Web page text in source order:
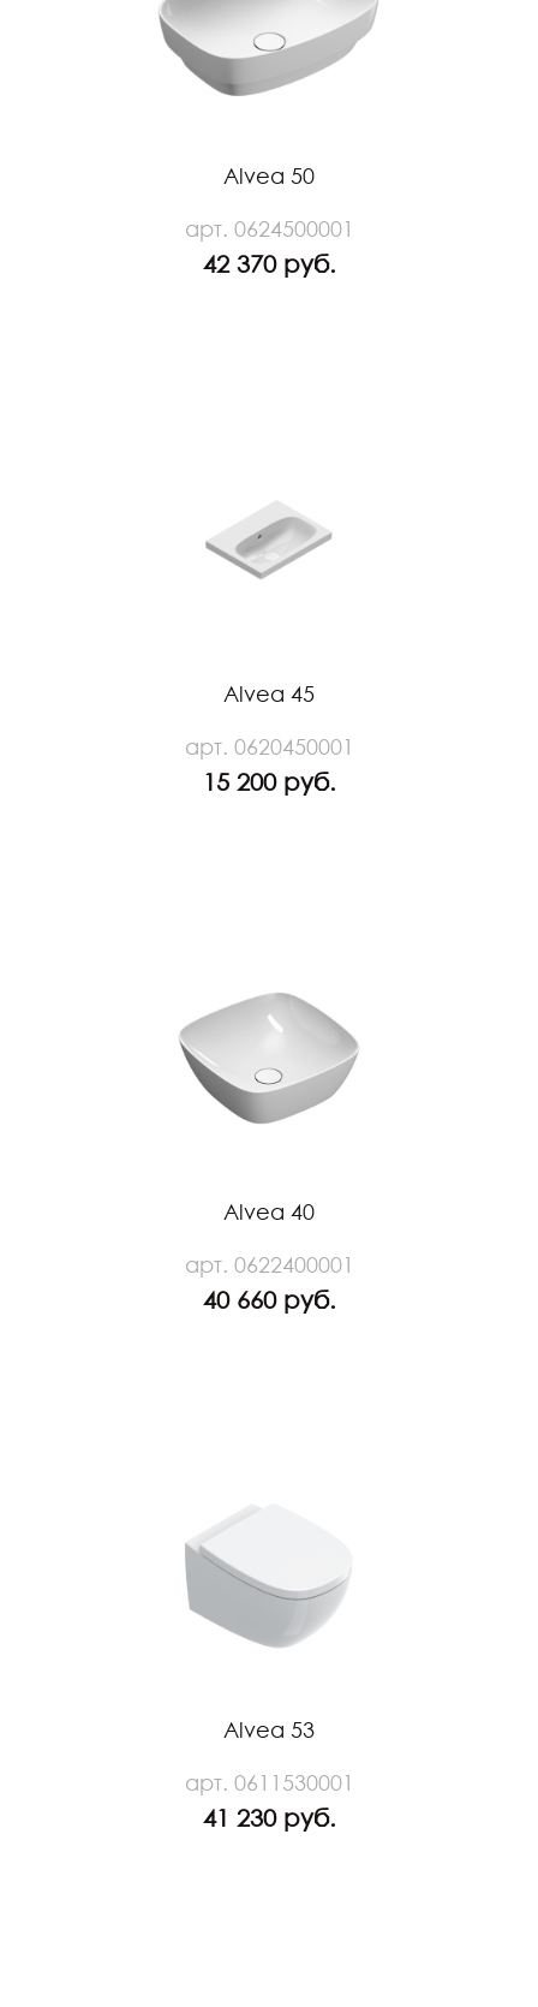
Alvea 50
арт. 0624500001
42 370 руб.
Alvea 45
арт. 0620450001
15 200 руб.
Alvea 40
арт. 0622400001
40 660 руб.
Alvea 53
арт. 0611530001
41 230 руб.